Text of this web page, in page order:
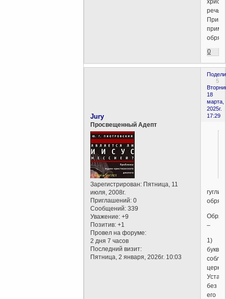
речь?
0
5
18
марта,
2025г.
17:29
Jury
Просвещенный Адепт
Зарегистрирован: Пятница, 11
июля, 2008г.
Приглашений: 0
Сообщений: 339
Уважение: +9
Позитив: +1
Провел на форуме:
2 дня 7 часов
Последний визит:
Пятница, 2 января, 2026г. 10:03
гуглим
–
1)
Устава
без
его